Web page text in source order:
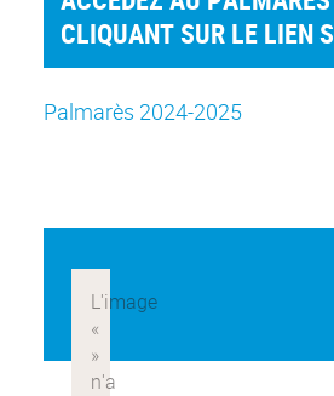
CLIQUANT SUR LE LIEN
Palmarès 2024-2025